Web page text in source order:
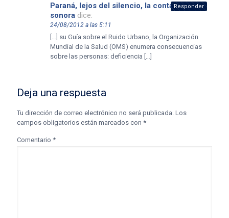
Paraná, lejos del silencio, la contaminación
sonora dice:
24/08/2012 a las 5:11
[…] su Guía sobre el Ruido Urbano, la Organización
Mundial de la Salud (OMS) enumera consecuencias
sobre las personas: deficiencia […]
Responder
Deja una respuesta
Tu dirección de correo electrónico no será publicada. Los
campos obligatorios están marcados con *
Comentario *